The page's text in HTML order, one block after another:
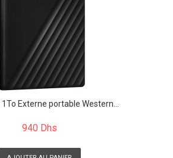
Externe portable Western...
940 Dhs